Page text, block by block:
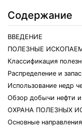
Содержание
ВВЕДЕНИЕ
ПОЛЕЗНЫЕ
Классификация
Распределение и
Использование недр
Обзор добычи нефти и
ОХРАНА ПОЛЕЗНЫХ
Основные